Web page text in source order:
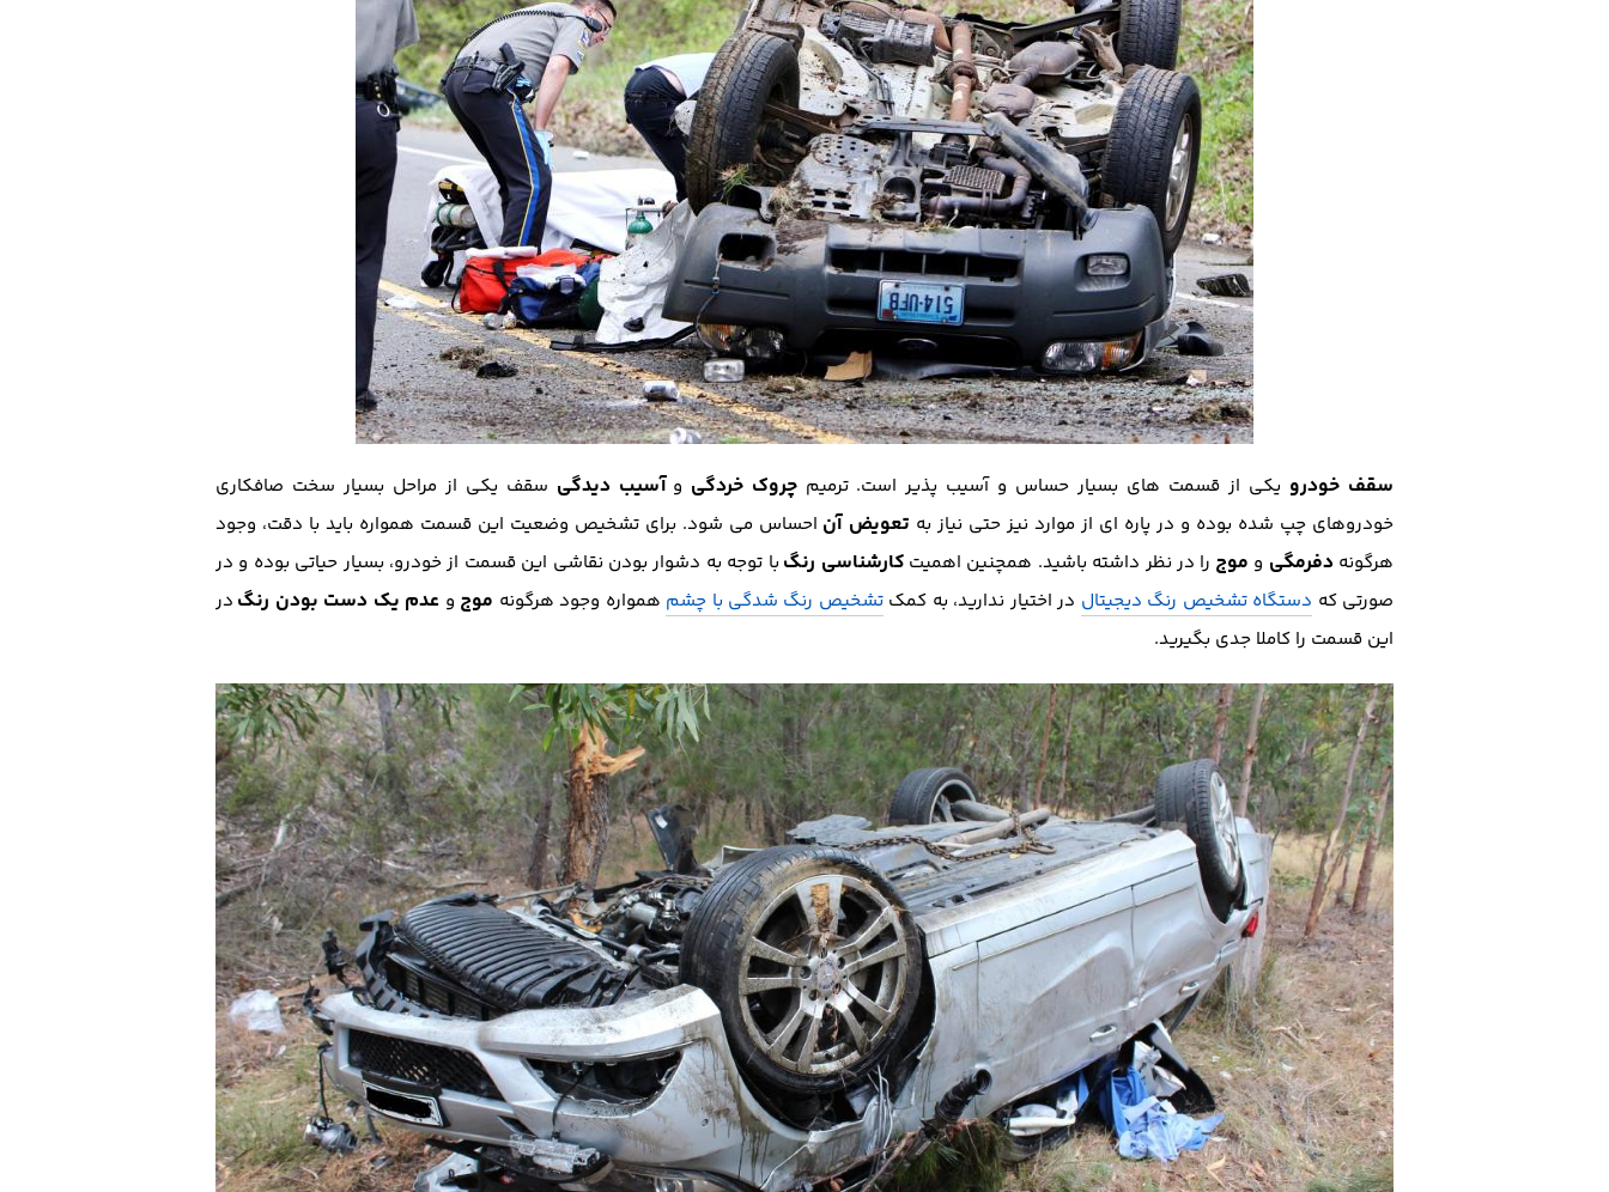
سقف خودرو یکی از قسمت های بسیار حساس و آسیب پذیر است. ترمیمچروک خردگی و آسیب دیدگی سقف یکی از مراحل بسیار سخت صافکاری
خودروهای چپ شده بوده و در پاره ای از موارد نیز حتی نیاز به تعویض آن احساس می شود. برای تشخیص وضعیت این قسمت همواره باید با دقت، وجود
هرگونهدفرمگی و موج را در نظر داشته باشید. همچنین اهمیت کارشناسی رنگ با توجه به دشوار بودن نقاشی این قسمت از خودرو، بسیار حیاتی بوده و در
صورتی که دستگاه تشخیص رنگ دیجیتال در اختیار ندارید، به کمکتشخیص رنگ شدگی با چشم همواره وجود هرگونه موج و عدم یک دست بودن رنگ در
این قسمت را کاملا جدی بگیرید.